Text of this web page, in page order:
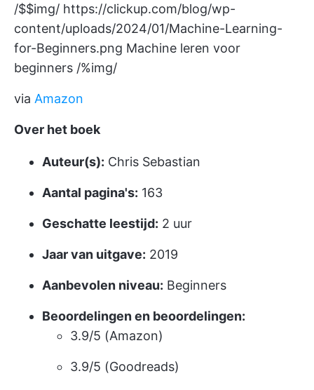
/$$img/ https://clickup.com/blog/wp-
content/uploads/2024/01/Machine-Learning-
for-Beginners.png Machine leren voor
beginners /%img/
via Amazon
Over het boek
Auteur(s): Chris Sebastian
Aantal pagina's: 163
Geschatte leestijd: 2 uur
Jaar van uitgave: 2019
Aanbevolen niveau: Beginners
Beoordelingen en beoordelingen:
3.9/5 (Amazon)
3.9/5 (Goodreads)